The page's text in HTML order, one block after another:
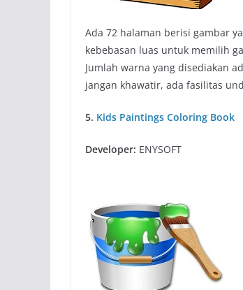
Ada 72 halaman berisi gambar
kebebasan luas untuk memilih
Jumlah warna yang disediakan
jangan khawatir, ada fasilitas
5. Kids Paintings Coloring Book
Developer: ENYSOFT